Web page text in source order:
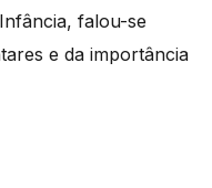
falou-se
e da importância